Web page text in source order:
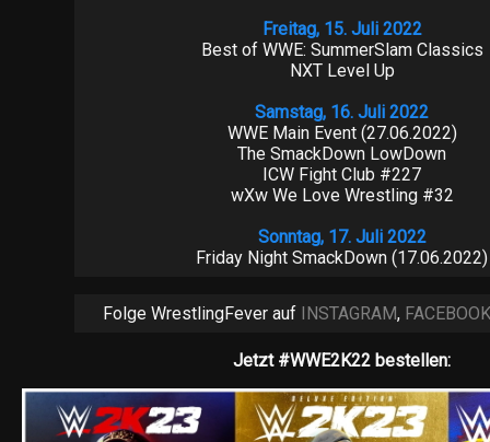
Freitag, 15. Juli 2022
Best of WWE: SummerSlam Classics
NXT Level Up
Samstag, 16. Juli 2022
WWE Main Event (27.06.2022)
The SmackDown LowDown
ICW Fight Club #227
wXw We Love Wrestling #32
Sonntag, 17. Juli 2022
Friday Night SmackDown (17.06.2022)
Folge WrestlingFever auf INSTAGRAM, FACEBOOK
Jetzt #WWE2K22 bestellen: